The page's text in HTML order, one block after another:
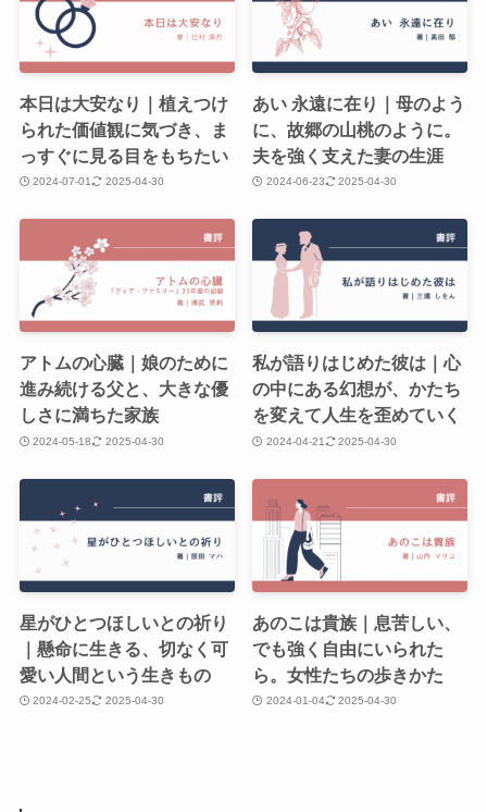
本日は大安なり｜植えつけ
られた価値観に気づき、ま
っすぐに見る目をもちたい
2024-07-01 2025-04-30
あい 永遠に在り｜母のよう
に、故郷の山桃のように。
夫を強く支えた妻の生涯
2024-06-23 2025-04-30
アトムの心臓｜娘のために
進み続ける父と、大きな優
しさに満ちた家族
2024-05-18 2025-04-30
私が語りはじめた彼は｜心
の中にある幻想が、かたち
を変えて人生を歪めていく
2024-04-21 2025-04-30
星がひとつほしいとの祈り
｜懸命に生きる、切なく可
愛い人間という生きもの
2024-02-25 2025-04-30
あのこは貴族｜息苦しい、
でも強く自由にいられた
ら。女性たちの歩きかた
2024-01-04 2025-04-30